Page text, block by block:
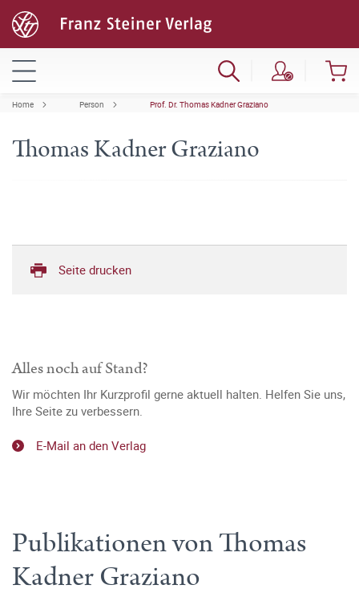
Home Person Prof. Dr. Thomas Kadner Graziano
Thomas Kadner Graziano
Seite drucken
Alles noch auf Stand?
Wir möchten Ihr Kurzprofil gerne aktuell halten. Helfen Sie uns,
Ihre Seite zu verbessern.
E-Mail an den Verlag
Publikationen von Thomas
Kadner Graziano